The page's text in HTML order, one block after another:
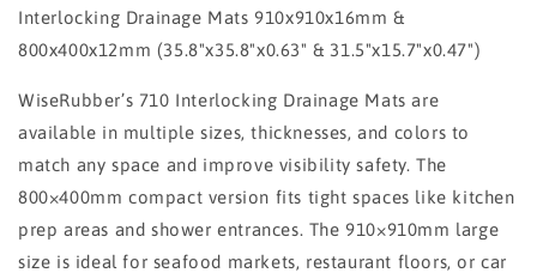
Interlocking Drainage Mats 910x910x16mm &
800x400x12mm (35.8"x35.8"x0.63" & 31.5"x15.7"x0.47")
WiseRubber’s 710 Interlocking Drainage Mats are
available in multiple sizes, thicknesses, and colors to
match any space and improve visibility safety. The
800×400mm compact version fits tight spaces like kitchen
prep areas and shower entrances. The 910×910mm large
size is ideal for seafood markets, restaurant floors, or car